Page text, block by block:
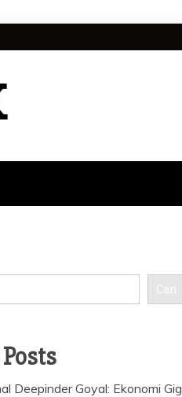
Cari
Deepinder Goyal: Ekonomi Gig